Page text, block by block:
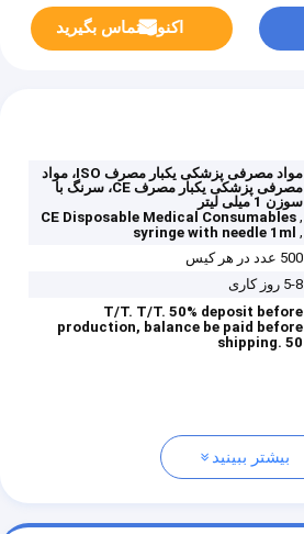
اکنون تماس بگیرید
مواد مصرفی پزشکی یکبار مصرف ISO، مواد
مصرفی پزشکی یکبار مصرف CE، سرنگ با
سوزن 1 میلی لیتر
,
CE Disposable Medical Consumables
,
syringe with needle 1ml
500 عدد در هر کیس
5-8 روز کاری
T/T. T/T. 50% deposit before
production, balance be paid before
shipping. 50
بیشتر ببینید